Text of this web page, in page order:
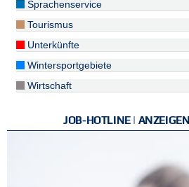
Sprachenservice
Tourismus
Unterkünfte
Wintersportgebiete
Wirtschaft
JOB-HOTLINE |